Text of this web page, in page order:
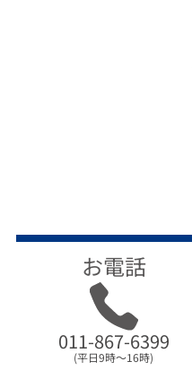
お電話
011-867-6399
(平日9時～16時)